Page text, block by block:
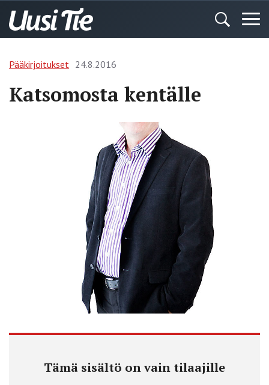
Pääkirjoitukset 24.8.2016
Katsomosta kentälle
Tämä sisältö on vain tilaajille